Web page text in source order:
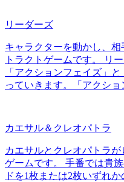
リーダーズ
キャラクターを動かし、
トラクトゲームです。 リ
「アクションフェイズ」
っていきます。「アクショ
カエサル＆クレオパトラ
カエサルとクレオパトラ
ゲームです。 手番では貴
ドを1枚または2枚いずれ